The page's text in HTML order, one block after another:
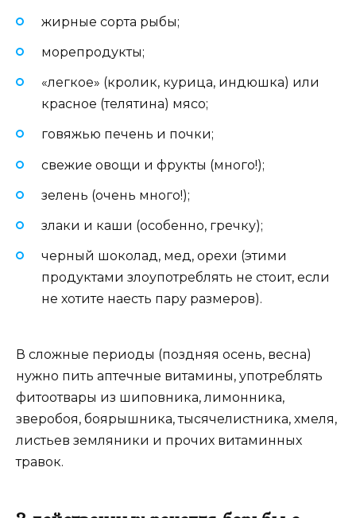
жирные сорта рыбы;
морепродукты;
«легкое» (кролик, курица, индюшка) или
красное (телятина) мясо;
говяжью печень и почки;
свежие овощи и фрукты (много!);
зелень (очень много!);
злаки и каши (особенно, гречку);
черный шоколад, мед, орехи (этими
продуктами злоупотреблять не стоит, если
не хотите наесть пару размеров).
В сложные периоды (поздняя осень, весна)
нужно пить аптечные витамины, употреблять
фитоотвары из шиповника, лимонника,
зверобоя, боярышника, тысячелистника, хмеля,
листьев земляники и прочих витаминных
травок.